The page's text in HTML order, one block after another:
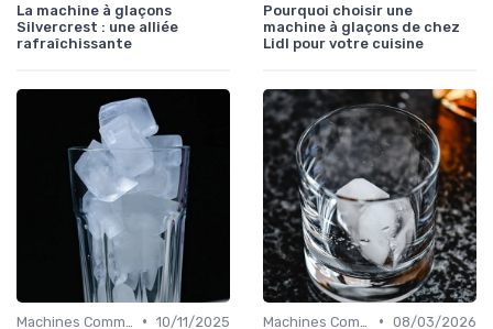
La machine à glaçons
Silvercrest : une alliée
rafraîchissante
Pourquoi choisir une
machine à glaçons de chez
Lidl pour votre cuisine
• 10/11/2025
• 08/03/2026